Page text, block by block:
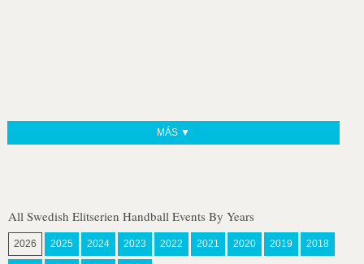
MÁS ▼
All Swedish Elitserien Handball Events By Years
2026 2025 2024 2023 2022 2021 2020 2019 2018